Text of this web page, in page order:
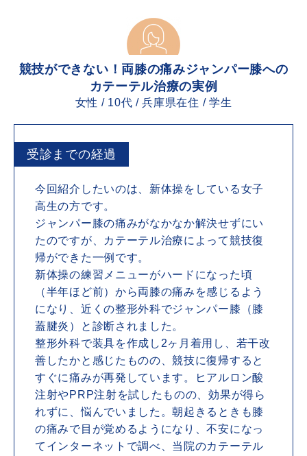
競技ができない！両膝の痛みジャンパー膝への
カテーテル治療の実例
女性 / 10代 / 兵庫県在住 / 学生
受診までの経過
今回紹介したいのは、新体操をしている女子
高生の方です。
ジャンパー膝の痛みがなかなか解決せずにい
たのですが、カテーテル治療によって競技復
帰ができた一例です。
新体操の練習メニューがハードになった頃
（半年ほど前）から両膝の痛みを感じるよう
になり、近くの整形外科でジャンパー膝（膝
蓋腱炎）と診断されました。
整形外科で装具を作成し2ヶ月着用し、若干改
善したかと感じたものの、競技に復帰すると
すぐに痛みが再発しています。ヒアルロン酸
注射やPRP注射を試したものの、効果が得ら
れずに、悩んでいました。朝起きるときも膝
の痛みで目が覚めるようになり、不安になっ
てインターネットで調べ、当院のカテーテル